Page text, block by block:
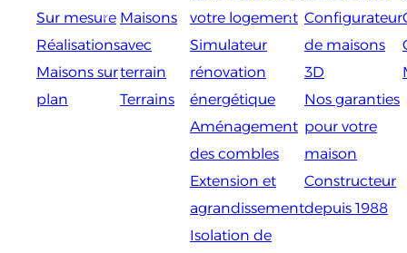
Sur mesure
Réalisations
Maisons sur
plan
Maisons
avec
terrain
Terrains
votre logement
Simulateur
rénovation
énergétique
Aménagement
des combles
Extension et
agrandissement
Isolation de
Configurateur
de maisons
3D
Nos garanties
pour votre
maison
Constructeur
depuis 1988